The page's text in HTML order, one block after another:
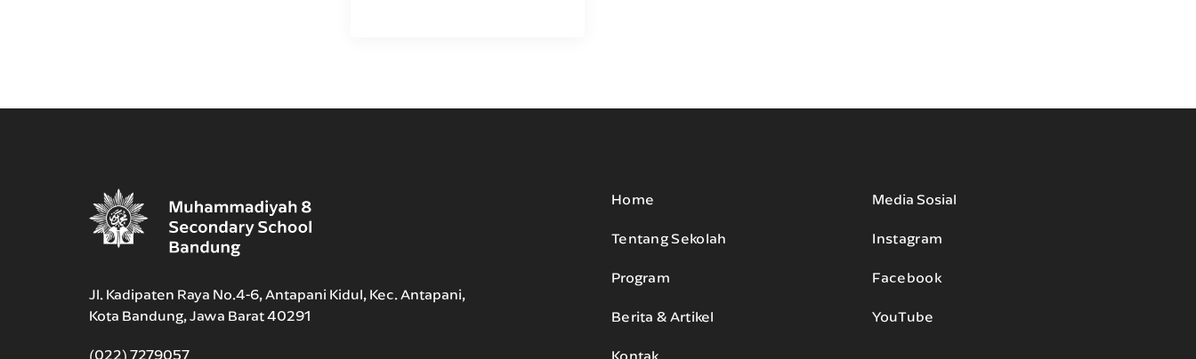
Jl. Kadipaten Raya No.4-6, Antapani Kidul, Kec. Antapani,
Kota Bandung, Jawa Barat 40291
(022) 7279057
Home
Tentang Sekolah
Program
Berita & Artikel
Media Sosial
Instagram
Facebook
YouTube